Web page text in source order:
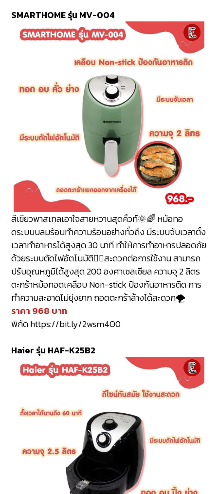
SMARTHOME รุ่น MV-004
สีเขียวพาสเทลเอาใจสายหวานสุดคิ้วท์🌞🌈 หม้อทอ
ดระบบบลมร้อนทำความร้อนอย่างทั่วถึง มีระบบจับเวลาตั้ง
เวลาทำอาหารได้สูงสุด 30 นาที ทำให้การทำอาหารปลอดภัย
ด้วยระบบตัดไฟอัตโนมัติ👌🏻สะดวกต่อการใช้งาน สามารถ
ปรับอุณหภูมิได้สูงสุด 200 องศาเซลเซียล ความจุ 2 ลิตร
ตะกร้าหม้อทอดเคลือบ Non-stick ป้องกันอาหารติด การ
ทำความสะอาดไม่ยุ่งยาก ถอดตะกร้าล้างได้สะดวก🌪
ราคา 968 บาท
พิกัดhttps://bit.ly/2wsm4O0
Haier รุ่น HAF-K25B2